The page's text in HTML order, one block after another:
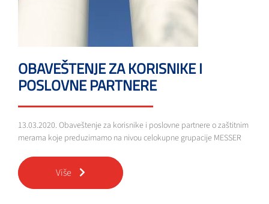
OBAVEŠTENJE ZA KORISNIKE I
POSLOVNE PARTNERE
13.03.2020. Obaveštenje za korisnike i poslovne partnere o zaštitnim
merama koje preduzimamo na nivou celokupne grupacije MESSER
Više